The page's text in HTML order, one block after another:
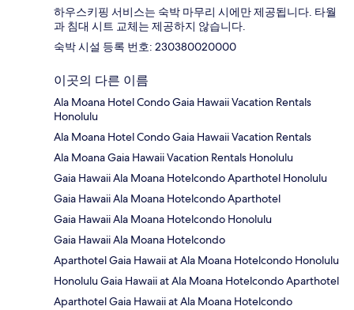
하우스키핑 서비스는 숙박 마무리 시에만 제공됩니다. 타월
과 침대 시트 교체는 제공하지 않습니다.
숙박 시설 등록 번호: 230380020000
이곳의 다른 이름
Ala Moana Hotel Condo Gaia Hawaii Vacation Rentals
Honolulu
Ala Moana Hotel Condo Gaia Hawaii Vacation Rentals
Ala Moana Gaia Hawaii Vacation Rentals Honolulu
Gaia Hawaii Ala Moana Hotelcondo Aparthotel Honolulu
Gaia Hawaii Ala Moana Hotelcondo Aparthotel
Gaia Hawaii Ala Moana Hotelcondo Honolulu
Gaia Hawaii Ala Moana Hotelcondo
Aparthotel Gaia Hawaii at Ala Moana Hotelcondo Honolulu
Honolulu Gaia Hawaii at Ala Moana Hotelcondo Aparthotel
Aparthotel Gaia Hawaii at Ala Moana Hotelcondo